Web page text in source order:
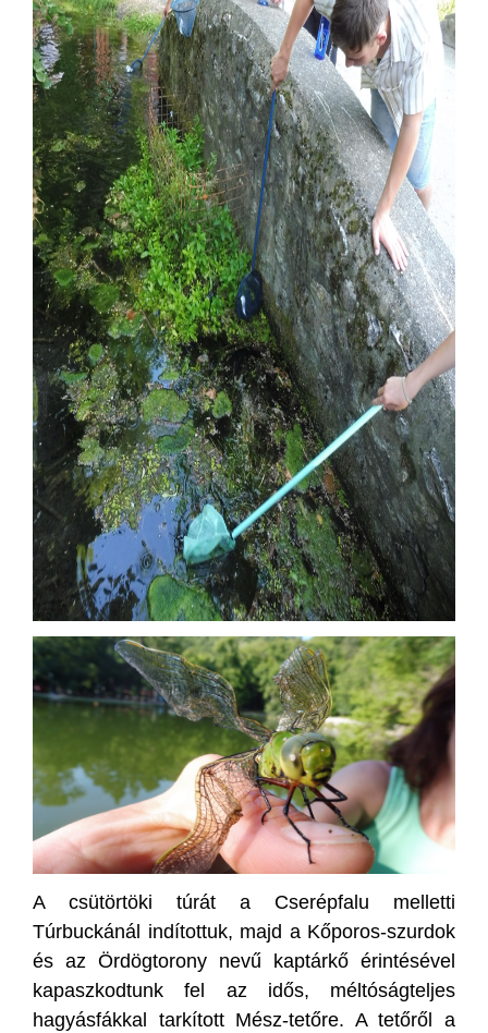
A csütörtöki túrát a Cserépfalu melletti
Túrbuckánál indítottuk, majd a Kőporos-szurdok
és az Ördögtorony nevű kaptárkő érintésével
kapaszkodtunk fel az idős, méltóságteljes
hagyásfákkal tarkított Mész-tetőre. A tetőről a